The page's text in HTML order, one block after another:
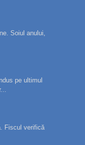
Soiul anului,
pe ultimul
Fiscul verifică